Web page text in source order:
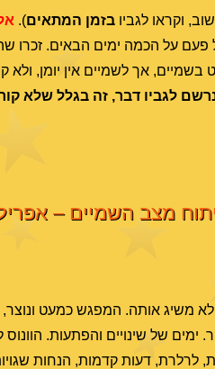
וקראו לגביו בזמן המתאים).
פעם על הכמה ימים הבאים. זכרו
בשמיים, אך לשמיים אין יומן,
לגביו דבר, זה בגלל שלא
מצב השמיים – אפריל
משיג אותה. המפגש כמעט ונוצר,
ימים של שינויים והפתעות.
לרלרת, דעות קדמות, הנחות